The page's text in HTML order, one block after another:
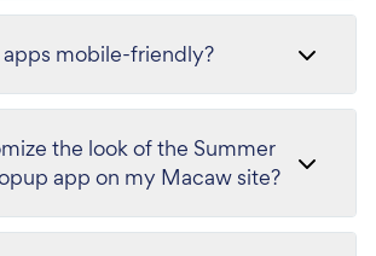
apps mobile-friendly?
the look of the Summer
app on my Macaw site?